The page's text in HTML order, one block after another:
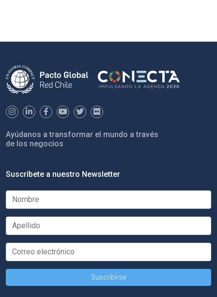
Ayúdanos a transformar el mundo a través
de los negocios
Suscríbete a nuestro Newsletter